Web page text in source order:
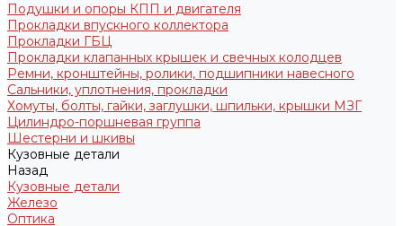
Подушки и опоры КПП и двигателя
Прокладки впускного коллектора
Прокладки ГБЦ
Прокладки клапанных крышек и свечных колодцев
Ремни, кронштейны, ролики, подшипники навесного
Сальники, уплотнения, прокладки
Хомуты, болты, гайки, заглушки, шпильки, крышки МЗГ
Цилиндро-поршневая группа
Шестерни и шкивы
Кузовные детали
Назад
Кузовные детали
Железо
Оптика